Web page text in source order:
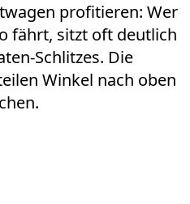
profitieren: Wer
fährt, sitzt oft deutlich
Schlitzes. Die
Winkel nach oben